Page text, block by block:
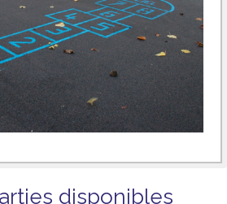
disponibles